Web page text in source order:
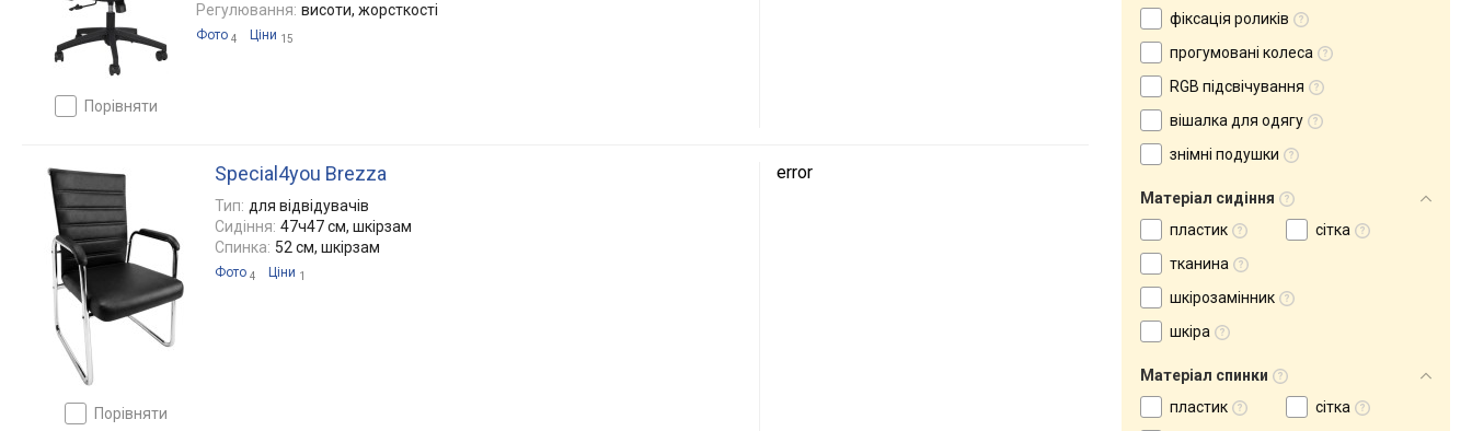
порівняти
Регулювання: висоти, жорсткості
Фото 4 Ціни 15
порівняти
Special4you Brezza
Тип: для відвідувачів
Сидіння: 47ч47 см, шкірзам
Спинка: 52 см, шкірзам
Фото 4 Ціни 1
error
фіксація роликів
прогумовані колеса
RGB підсвічування
вішалка для одягу
знімні подушки
Матеріал сидіння
пластик
сітка
тканина
шкірозамінник
шкіра
Матеріал спинки
пластик
сітка